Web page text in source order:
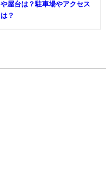
や屋台は？駐車場やアクセス
は？